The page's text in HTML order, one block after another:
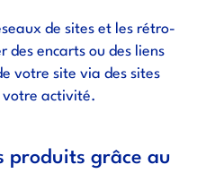
de sites et les rétro-
des encarts ou des liens
votre site via des sites
votre activité.
produits grâce au